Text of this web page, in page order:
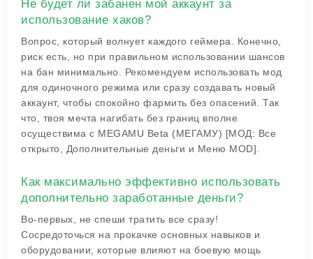
Не будет ли забанен мой аккаунт за
использование хаков?
Вопрос, который волнует каждого геймера. Конечно,
риск есть, но при правильном использовании шансов
на бан минимально. Рекомендуем использовать мод
для одиночного режима или сразу создавать новый
аккаунт, чтобы спокойно фармить без опасений. Так
что, твоя мечта нагибать без границ вполне
осуществима с MEGAMU Beta (МЕГАМУ) [МОД: Все
открыто, Дополнительные деньги и Меню MOD].
Как максимально эффективно использовать
дополнительно заработанные деньги?
Во-первых, не спеши тратить все сразу!
Сосредоточься на прокачке основных навыков и
оборудовании, которые влияют на боевую мощь